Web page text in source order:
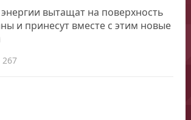
вытащат на поверхность
и принесут вместе с этим новые
267